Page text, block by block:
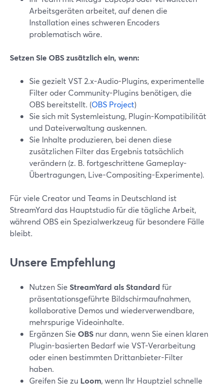
Arbeitsgeräten arbeitet, auf denen die
Installation eines schweren Encoders
problematisch wäre.
Setzen Sie OBS zusätzlich ein, wenn:
Sie gezielt VST 2.x-Audio-Plugins, experimentelle
Filter oder Community-Plugins benötigen, die
OBS bereitstellt. (OBS Project)
Sie sich mit Systemleistung, Plugin-Kompatibilität
und Dateiverwaltung auskennen.
Sie Inhalte produzieren, bei denen diese
zusätzlichen Filter das Ergebnis tatsächlich
verändern (z. B. fortgeschrittene Gameplay-
Übertragungen, Live-Compositing-Experimente).
Für viele Creator und Teams in Deutschland ist
StreamYard das Hauptstudio für die tägliche Arbeit,
während OBS ein Spezialwerkzeug für besondere Fälle
bleibt.
Unsere Empfehlung
Nutzen Sie StreamYard als Standard für
präsentationsgeführte Bildschirmaufnahmen,
kollaborative Demos und wiederverwendbare,
mehrspurige Videoinhalte.
Ergänzen Sie OBS nur dann, wenn Sie einen klaren
Plugin-basierten Bedarf wie VST-Verarbeitung
oder einen bestimmten Drittanbieter-Filter
haben.
Greifen Sie zu Loom, wenn Ihr Hauptziel schnelle